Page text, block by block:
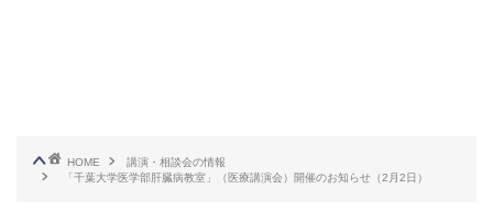
HOME
講演・相談会の情報
「千葉大学医学部肝臓病教室」（医療講演会）開催のお知らせ（2月2日）